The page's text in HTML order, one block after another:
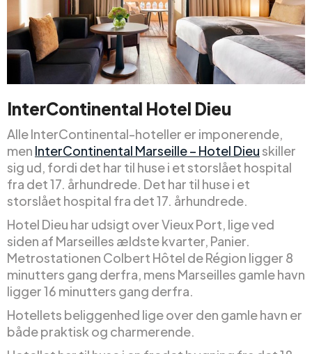
InterContinental Hotel Dieu
Alle InterContinental-hoteller er imponerende,
men InterContinental Marseille – Hotel Dieuskiller
sig ud, fordi det har til huse i et storslået hospital
fra det 17. århundrede. Det har til huse i et
storslået hospital fra det 17. århundrede.
Hotel Dieu har udsigt over Vieux Port, lige ved
siden af Marseilles ældste kvarter, Panier.
Metrostationen Colbert Hôtel de Région ligger 8
minutters gang derfra, mens Marseilles gamle havn
ligger 16 minutters gang derfra.
Hotellets beliggenhed lige over den gamle havn er
både praktisk og charmerende.